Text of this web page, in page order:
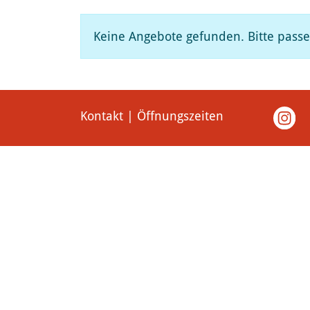
Keine Angebote gefunden. Bitte
Kontakt | Öffnungszeiten